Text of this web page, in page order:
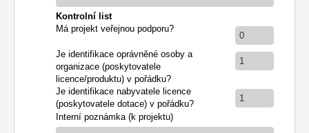
Kontrolní list
Má projekt veřejnou podporu?
0
Je identifikace oprávněné osoby a
organizace (poskytovatele
licence/produktu) v pořádku?
1
Je identifikace nabyvatele licence
(poskytovatele dotace) v pořádku?
1
Interní poznámka (k projektu)